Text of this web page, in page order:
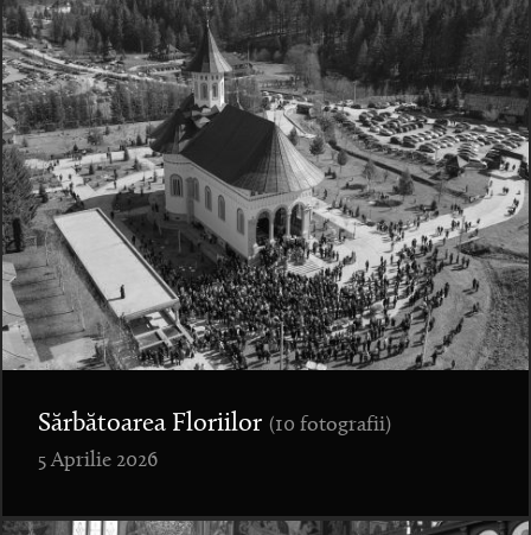
Sărbătoarea Floriilor (10 fotografii)
5 Aprilie 2026